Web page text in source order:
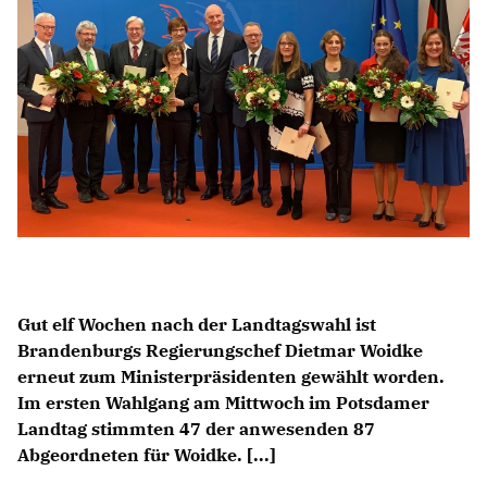
Kleine Anfragen
CDU Deutschland
CDU Fraktion im Brandenburger Landtag
CDU Brandenburg
CDU Potsdam
Gut elf Wochen nach der Landtagswahl ist
Brandenburgs Regierungschef Dietmar Woidke
erneut zum Ministerpräsidenten gewählt worden.
Im ersten Wahlgang am Mittwoch im Potsdamer
Landtag stimmten 47 der anwesenden 87
Abgeordneten für Woidke. [...]